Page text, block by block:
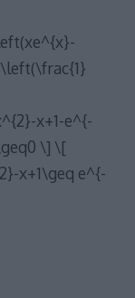
x+1-e^{-
\] \[
x+1\geq e^{-